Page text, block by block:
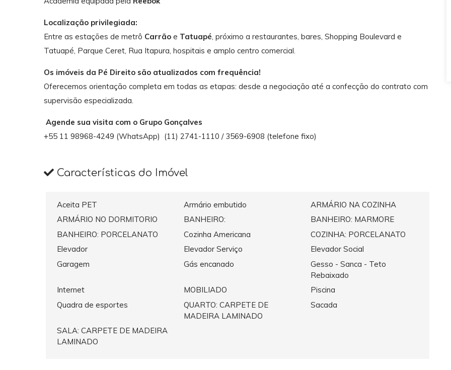
Localização privilegiada:
Entre as estações de metrô Carrão e Tatuapé, próximo a restaurantes, bares, Shopping Boulevard e
Tatuapé, Parque Ceret, Rua Itapura, hospitais e amplo centro comercial.
Os imóveis da Pé Direito são atualizados com frequência!
Oferecemos orientação completa em todas as etapas: desde a negociação até a confecção do contrato com
supervisão especializada.
Agende sua visita com o Grupo Gonçalves
+55 11 98968-4249 (WhatsApp) (11) 2741-1110 / 3569-6908 (telefone fixo)
Características do Imóvel
Aceita PET Armário embutido
ARMÁRIO NA COZINHA
ARMÁRIO NO DORMITORIO
BANHEIRO:
BANHEIRO: MARMORE
BANHEIRO: PORCELANATO
Cozinha Americana
COZINHA: PORCELANATO
Elevador
Elevador Serviço
Elevador Social
Garagem
Gás encanado
Gesso - Sanca - Teto
Rebaixado
Internet
MOBILIADO
Piscina
Quadra de esportes
QUARTO: CARPETE DE
MADEIRA LAMINADO
Sacada
SALA: CARPETE DE MADEIRA
LAMINADO